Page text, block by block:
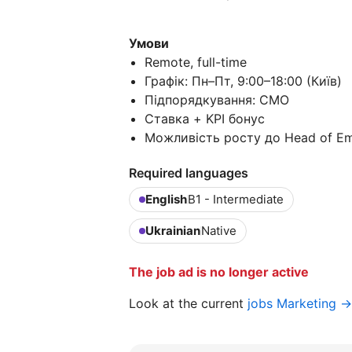
Умови
Remote, full-time
Графік: Пн–Пт, 9:00–18:00 (Київ)
Підпорядкування: CMO
Ставка + KPI бонус
Можливість росту до Head of
Required languages
EnglishB1 - Intermediate
UkrainianNative
The job ad is no longer active
Look at the current jobs Marketing →